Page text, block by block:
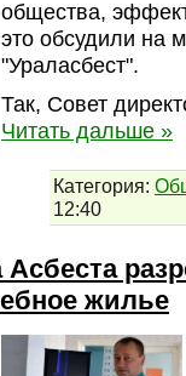
общества,
это обсудили на
"Ураласбест".
Так, Совет
Читать дальше »
Категория:
12:40
жилье